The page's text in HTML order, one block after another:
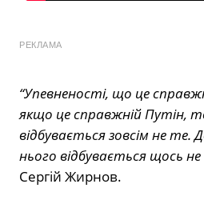
РЕКЛАМА
“Упевненості, що це
якщо це справжній Путін,
відбувається зовсім не те.
нього відбувається щось не
Сергій Жирнов.